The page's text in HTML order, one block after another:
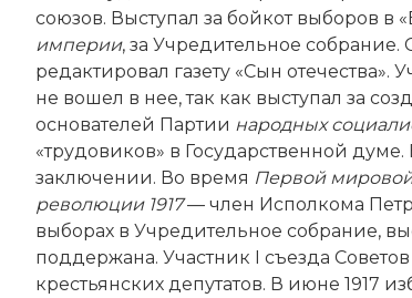
союзов. Выступал за бойкот выборов в
империи, за Учредительное
редактировал газету «Сын
не вошел в нее, так как выступал за
основателей Партии народных
«трудовиков» в Государственной
заключении. Во время Первой
революции 1917— член Исполкома
выборах в Учредительное собрание,
поддержана. Участник I съезда
крестьянских депутатов. В июне 1917